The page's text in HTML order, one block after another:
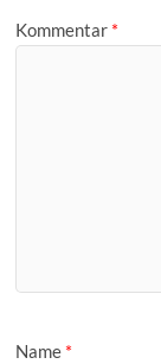
Kommentar *
Name *